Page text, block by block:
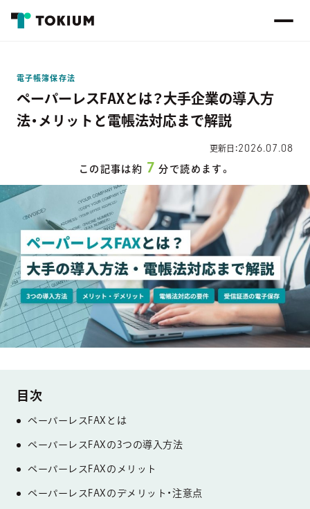
電子帳簿保存法
ペーパーレスFAXとは？大手企業の導入方
法・メリットと電帳法対応まで解説
更新日：2026.07.08
この記事は約 7分で読めます。
ペーパーレスFAXとは
ペーパーレスFAXの3つの導入方法
ペーパーレスFAXのメリット
ペーパーレスFAXのデメリット・注意点